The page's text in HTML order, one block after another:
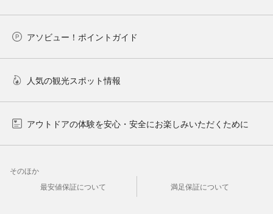
アソビュー！ポイントガイド
人気の観光スポット情報
アウトドアの体験を安心・安全にお楽しみいただくために
そのほか
最安値保証について
満足保証について